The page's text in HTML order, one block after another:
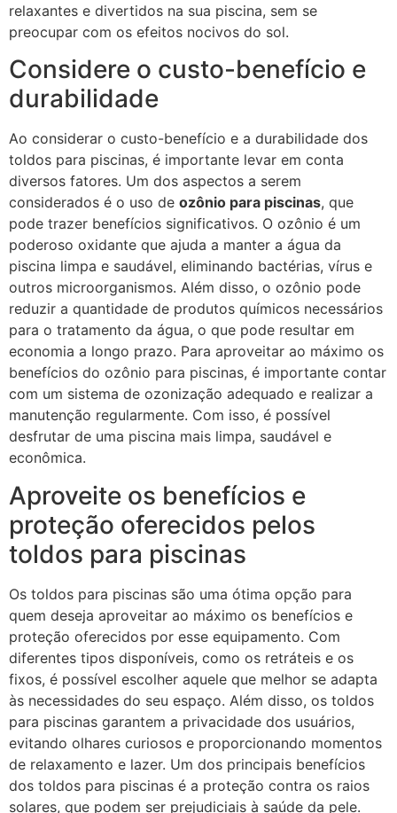
relaxantes e divertidos na sua piscina, sem se
preocupar com os efeitos nocivos do sol.
Considere o custo-benefício e
durabilidade
Ao considerar o custo-benefício e a durabilidade dos
toldos para piscinas, é importante levar em conta
diversos fatores. Um dos aspectos a serem
considerados é o uso de ozônio para piscinas, que
pode trazer benefícios significativos. O ozônio é um
poderoso oxidante que ajuda a manter a água da
piscina limpa e saudável, eliminando bactérias, vírus e
outros microorganismos. Além disso, o ozônio pode
reduzir a quantidade de produtos químicos necessários
para o tratamento da água, o que pode resultar em
economia a longo prazo. Para aproveitar ao máximo os
benefícios do ozônio para piscinas, é importante contar
com um sistema de ozonização adequado e realizar a
manutenção regularmente. Com isso, é possível
desfrutar de uma piscina mais limpa, saudável e
econômica.
Aproveite os benefícios e
proteção oferecidos pelos
toldos para piscinas
Os toldos para piscinas são uma ótima opção para
quem deseja aproveitar ao máximo os benefícios e
proteção oferecidos por esse equipamento. Com
diferentes tipos disponíveis, como os retráteis e os
fixos, é possível escolher aquele que melhor se adapta
às necessidades do seu espaço. Além disso, os toldos
para piscinas garantem a privacidade dos usuários,
evitando olhares curiosos e proporcionando momentos
de relaxamento e lazer. Um dos principais benefícios
dos toldos para piscinas é a proteção contra os raios
solares, que podem ser prejudiciais à saúde da pele.